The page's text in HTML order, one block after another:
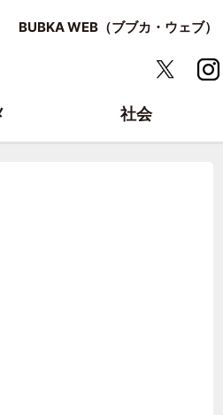
BUBKA WEB（ブブカ・ウェブ
社会